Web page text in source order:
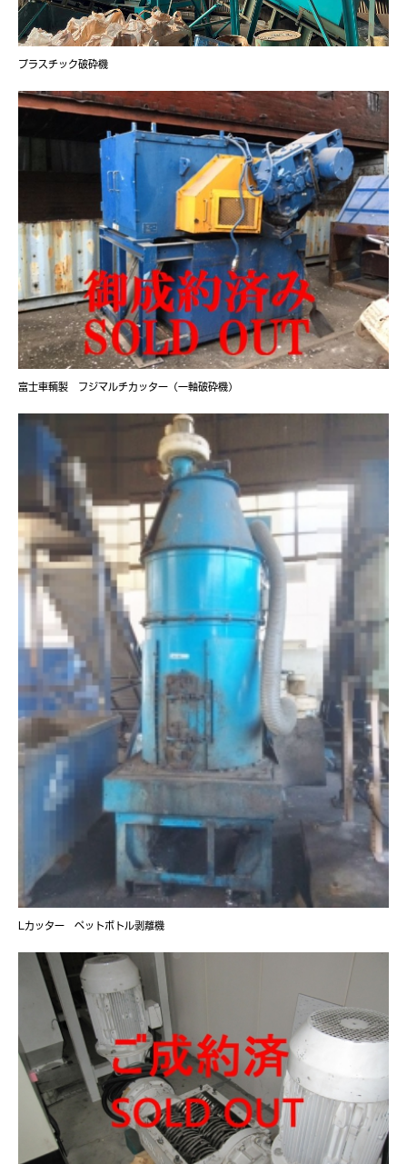
プラスチック破砕機
富士車輌製 フジマルチカッター（一軸破砕機）
Lカッター ペットボトル剥離機